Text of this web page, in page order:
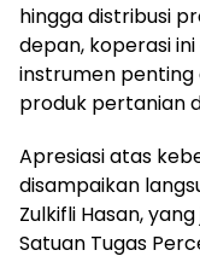
hingga distribusi
depan, koperasi
instrumen penting
produk pertanian
Apresiasi atas
disampaikan
Zulkifli Hasan,
Satuan Tugas